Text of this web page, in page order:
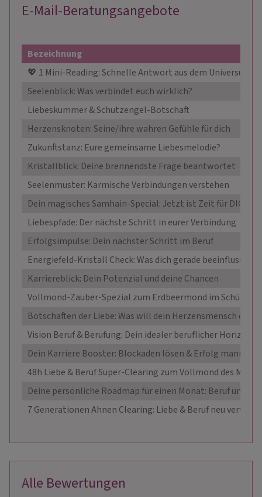
E-Mail-Beratungsangebote
Bezeichnung
💖 1 Mini-Reading: Schnelle Antwort aus dem Universum
Seelenblick: Was verbindet euch wirklich?
Liebeskummer & Schutzengel-Botschaft
Herzensknoten: Seine/ihre wahren Gefühle für dich
Zukunftstanz: Eure gemeinsame Liebesmelodie?
Kristallblick: Deine brennendste Frage beantwortet
Seelenmuster: Karmische Verbindungen verstehen
Dein magisches Samhain-Special: Jetzt ist Zeit für DICH!
Liebespfade: Der nächste Schritt in eurer Verbindung
Erfolgsimpulse: Dein nächster Schritt im Beruf
Energiefeld-Kristall Check: Was dich gerade beeinflusst
Karriereblick: Dein Potenzial und deine Chancen
Vollmond-Zauber-Spezial zum Erdbeermond im Schützen
Botschaften der Liebe: Was will dein Herzensmensch dir
Vision Beruf & Berufung: Dein idealer beruflicher Horizont
Dein Karriere Booster: Blockaden lösen & Erfolg
48h Liebe & Beruf Super-Clearing zum Vollmond des
Deine persönliche Roadmap für einen Monat: Beruf und
7 Generationen Ahnen Clearing: Liebe & Beruf neu
Alle Bewertungen